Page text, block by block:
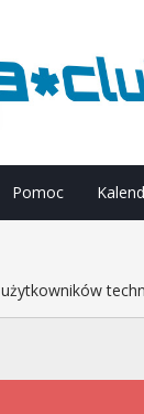
Pomoc